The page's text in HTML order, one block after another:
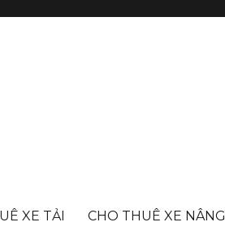
XE TẢI CHO THUÊ XE NÂNG